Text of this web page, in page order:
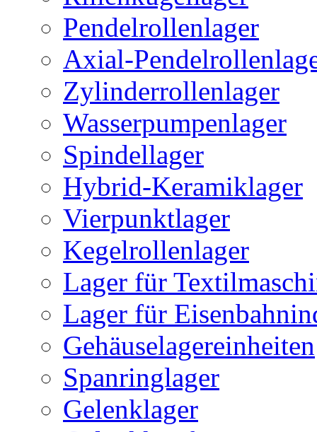
Pendelrollenlager
Axial-
Zylinderrollenlager
Wasserpumpenlager
Spindellager
Hybrid-Keramiklager
Vierpunktlager
Kegelrollenlager
Lager für
Lager für
Gehäuselagereinheiten
Spanringlager
Gelenklager